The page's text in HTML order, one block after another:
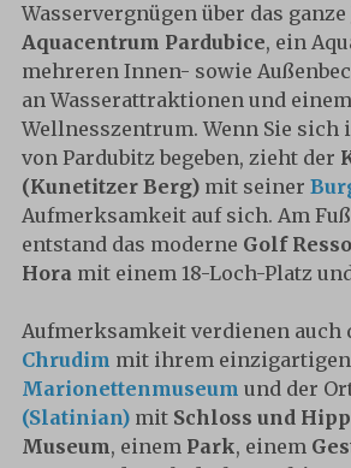
Wasservergnügen über das
Aquacentrum Pardubice, ein
mehreren Innen- sowie
an Wasserattraktionen und einem
Wellnesszentrum. Wenn Sie sich
von Pardubitz begeben, zieht der
(Kunetitzer Berg) mit seiner
Aufmerksamkeit auf sich. Am
entstand das moderne Golf
Hora mit einem 18-Loch-Platz
Aufmerksamkeit verdienen auch
Chrudim mit ihrem einzigartigen
Marionettenmuseum und der
(Slatinian) mit Schloss und
Museum, einem Park, einem